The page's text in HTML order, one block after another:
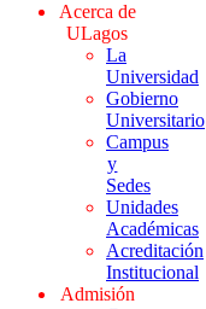
Acerca de
ULagos
La
Universidad
Gobierno
Universitario
Campus
y
Sedes
Unidades
Académicas
Acreditación
Institucional
Admisión